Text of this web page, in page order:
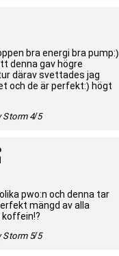
bra energi bra pump:)
denna gav högre
därav svettades jag
och de är perfekt:) högt
Storm 4/5
pwo:n och denna tar
mängd av alla
Storm 5/5